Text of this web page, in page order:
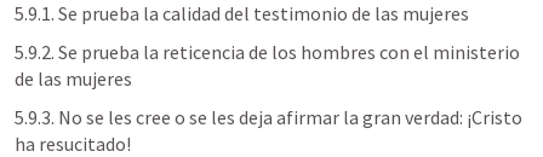
5.9.1. Se prueba la calidad del testimonio de las mujeres
5.9.2. Se prueba la reticencia de los hombres con el ministerio
de las mujeres
5.9.3. No se les cree o se les deja afirmar la gran verdad: ¡Cristo
ha resucitado!